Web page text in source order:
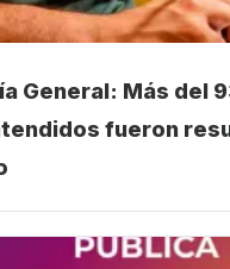
General: Más del
fueron